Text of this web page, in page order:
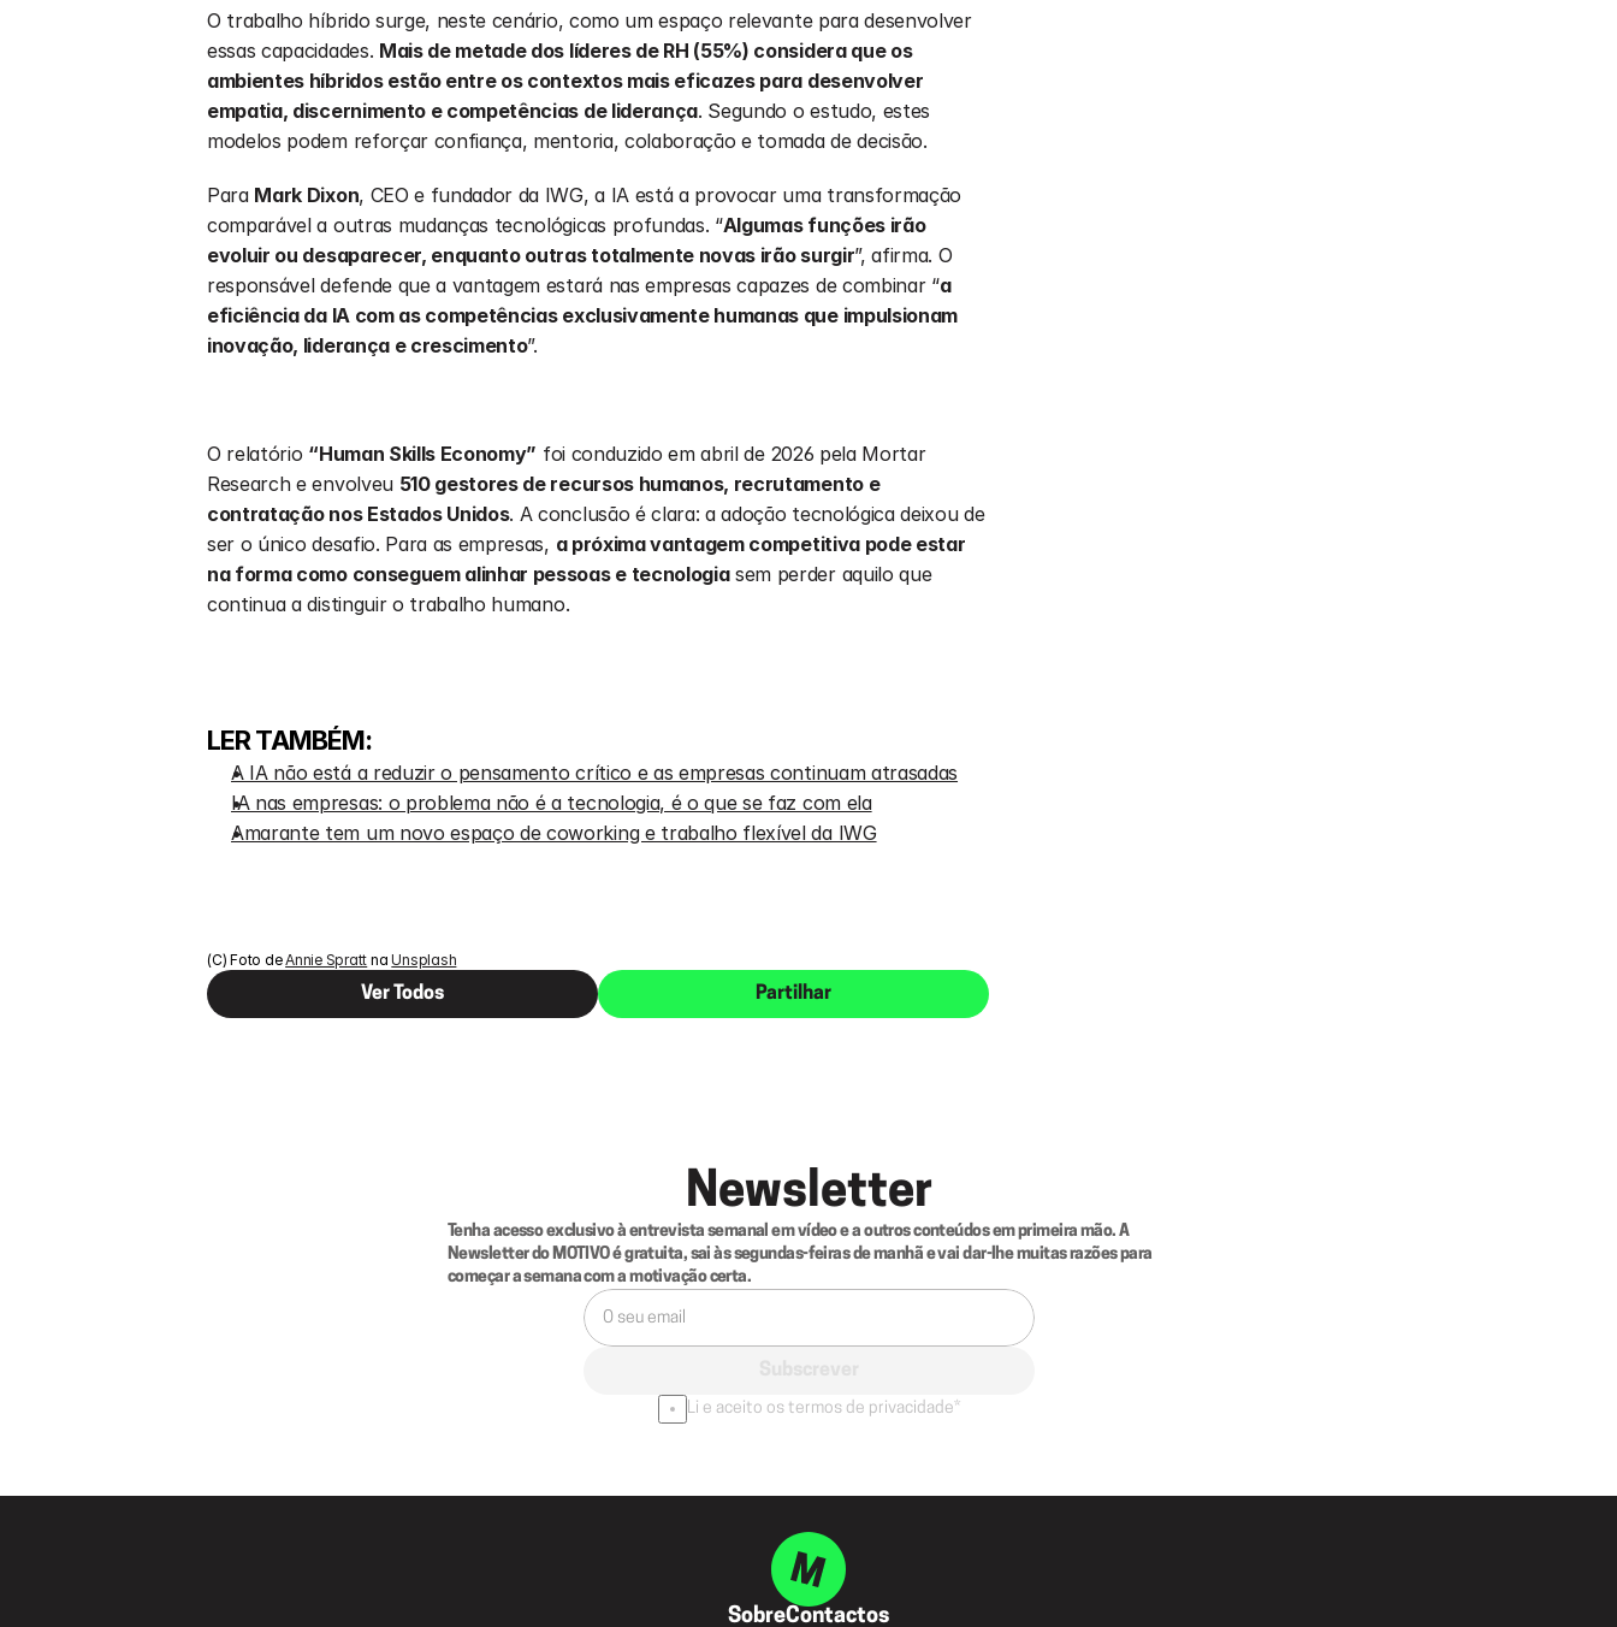
O trabalho híbrido surge, neste cenário, como um espaço relevante para desenvolver
essas capacidades. Mais de metade dos líderes de RH (55%) considera que os
ambientes híbridos estão entre os contextos mais eficazes para desenvolver
empatia, discernimento e competências de liderança. Segundo o estudo, estes
modelos podem reforçar confiança, mentoria, colaboração e tomada de decisão.
Para Mark Dixon, CEO e fundador da IWG, a IA está a provocar uma transformação
comparável a outras mudanças tecnológicas profundas. “Algumas funções irão
evoluir ou desaparecer, enquanto outras totalmente novas irão surgir”, afirma. O
responsável defende que a vantagem estará nas empresas capazes de combinar “a
eficiência da IA com as competências exclusivamente humanas que impulsionam
inovação, liderança e crescimento”.
O relatório “Human Skills Economy” foi conduzido em abril de 2026 pela Mortar
Research e envolveu 510 gestores de recursos humanos, recrutamento e
contratação nos Estados Unidos. A conclusão é clara: a adoção tecnológica deixou de
ser o único desafio. Para as empresas, a próxima vantagem competitiva pode estar
na forma como conseguem alinhar pessoas e tecnologia sem perder aquilo que
continua a distinguir o trabalho humano.
LER TAMBÉM:
A IA não está a reduzir o pensamento crítico e as empresas continuam atrasadas
IA nas empresas: o problema não é a tecnologia, é o que se faz com ela
Amarante tem um novo espaço de coworking e trabalho flexível da IWG
(C) Foto de Annie Spratt na Unsplash
Ver Todos Partilhar
Newsletter
Tenha acesso exclusivo à entrevista semanal em vídeo e a outros conteúdos em primeira mão. A
Newsletter do MOTIVO é gratuita, sai às segundas-feiras de manhã e vai dar-lhe muitas razões para
começar a semana com a motivação certa.
Li e aceito os termos de privacidade*
SobreContactos